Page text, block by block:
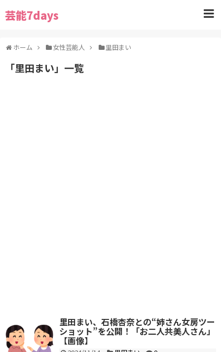
芸能7days
ホーム 女性芸能人 里田まい
「里田まい」 一覧
里田まい、石橋杏奈との“姉さん女房ツー
ショット”を公開！「お二人共美人さん」
【画像】